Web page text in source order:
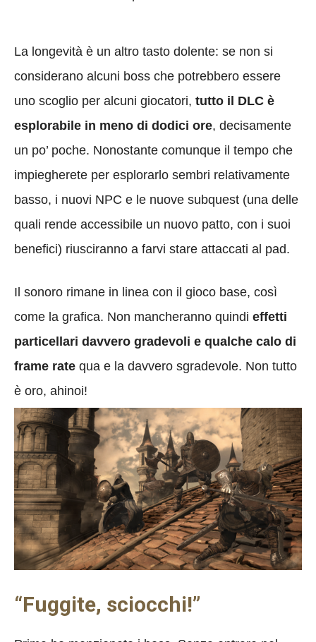
La longevità è un altro tasto dolente: se non si
considerano alcuni boss che potrebbero essere
uno scoglio per alcuni giocatori, tutto il DLC è
esplorabile in meno di dodici ore, decisamente
un po’ poche. Nonostante comunque il tempo che
impiegherete per esplorarlo sembri relativamente
basso, i nuovi NPC e le nuove subquest (una delle
quali rende accessibile un nuovo patto, con i suoi
benefici) riusciranno a farvi stare attaccati al pad.
Il sonoro rimane in linea con il gioco base, così
come la grafica. Non mancheranno quindi effetti
particellari davvero gradevoli e qualche calo di
frame rate qua e la davvero sgradevole. Non tutto
è oro, ahinoi!
“Fuggite, sciocchi!”